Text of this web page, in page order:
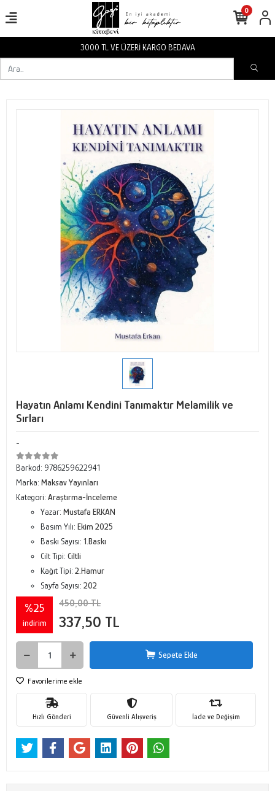
3000 TL VE ÜZERİ KARGO BEDAVA
0
Hayatın Anlamı Kendini Tanımaktır Melamilik ve
Sırları
-
Barkod: 9786259622941
Marka: Maksav Yayınları
Kategori: Araştırma-İnceleme
Yazar: Mustafa ERKAN
Basım Yılı: Ekim 2025
Baskı Sayısı: 1.Baskı
Cilt Tipi: Ciltli
Kağıt Tipi: 2.Hamur
Sayfa Sayısı: 202
%25
indirim
450,00 TL
337,50 TL
Sepete Ekle
Favorilerime ekle
Hızlı Gönderi Güvenli Alışveriş İade ve Değişim